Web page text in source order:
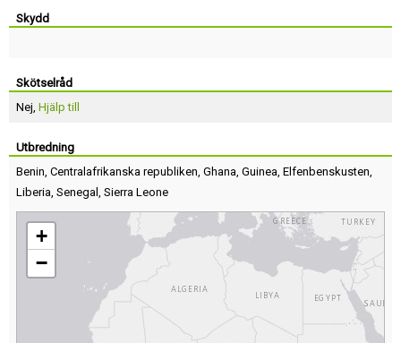
Skydd
Skötselråd
Nej, Hjälp till
Utbredning
Benin, Centralafrikanska republiken, Ghana, Guinea, Elfenbenskusten,
Liberia, Senegal , Sierra Leone
+
−